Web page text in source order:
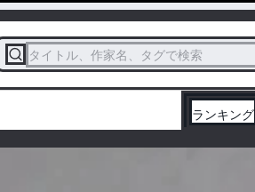
タイトル、作家名、タグで検索
ランキング